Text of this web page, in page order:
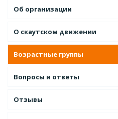
Об организации
О скаутском движении
Возрастные группы
Вопросы и ответы
Отзывы